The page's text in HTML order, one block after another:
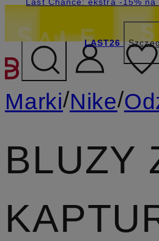
PRZEJDŹ
LAST26
Marki/Nike/
BLUZY